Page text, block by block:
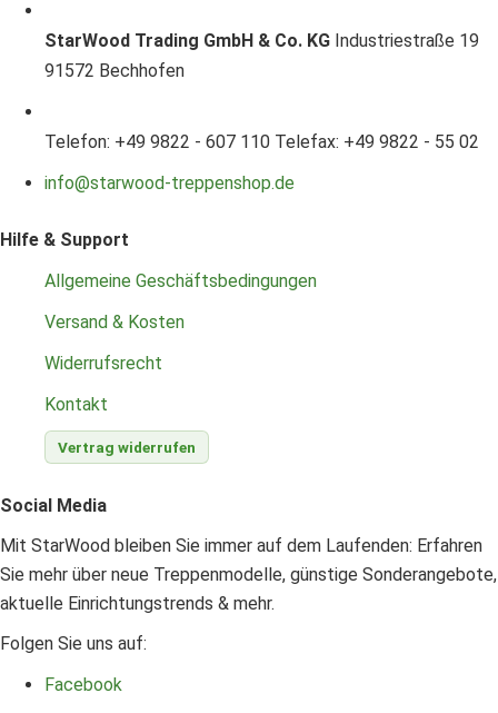
StarWood Trading GmbH & Co. KG Industriestraße 19
91572 Bechhofen
Telefon: +49 9822 - 607 110 Telefax: +49 9822 - 55 02
info@starwood-treppenshop.de
Hilfe & Support
Allgemeine Geschäftsbedingungen
Versand & Kosten
Widerrufsrecht
Kontakt
Vertrag widerrufen
Social Media
Mit StarWood bleiben Sie immer auf dem Laufenden: Erfahren
Sie mehr über neue Treppenmodelle, günstige Sonderangebote,
aktuelle Einrichtungstrends & mehr.
Folgen Sie uns auf:
Facebook